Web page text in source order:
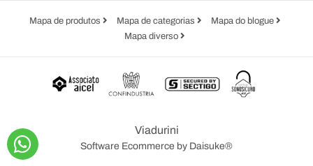
Mapa de produtos Mapa de categorias
Mapa do blogue
Mapa diverso
Viadurini
Software Ecommerce by Daisuke®